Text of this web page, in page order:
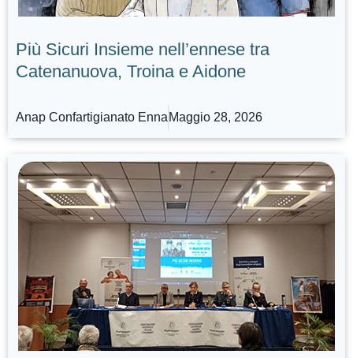
Più Sicuri Insieme nell’ennese tra
Catenanuova, Troina e Aidone
Anap Confartigianato Enna Maggio 28, 2026